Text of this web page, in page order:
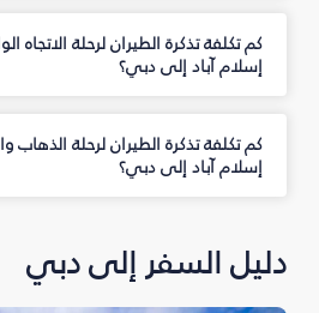
كم تكلفة تذكرة الطيران لرحلة الاتجاه
إسلام آباد إلى دبي؟
كم تكلفة تذكرة الطيران لرحلة الذهاب
إسلام آباد إلى دبي؟
دليل السفر إلى دبي